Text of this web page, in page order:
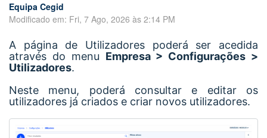
Equipa Cegid
Modificado em: Fri, 7 Ago, 2026 às 2:14 PM
A página de Utilizadores poderá ser acedida
através do menu Empresa > Configurações >
Utilizadores.
Neste menu, poderá consultar e editar os
utilizadores já criados e criar novos utilizadores.